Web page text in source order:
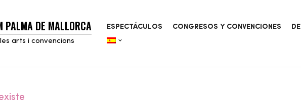
PALMA DE MALLORCA
arts i convencions
ESPECTÁCULOS CONGRESOS Y CONVENCIONES